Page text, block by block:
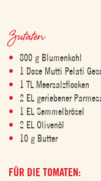
Zutaten
800 g Blumenkohl
1 Dose Mutti Pelati
1 TL Meersalzflocken
2 EL geriebener
1 EL Semmelbrösel
2 EL Olivenöl
10 g Butter
FÜR DIE TOMATEN: